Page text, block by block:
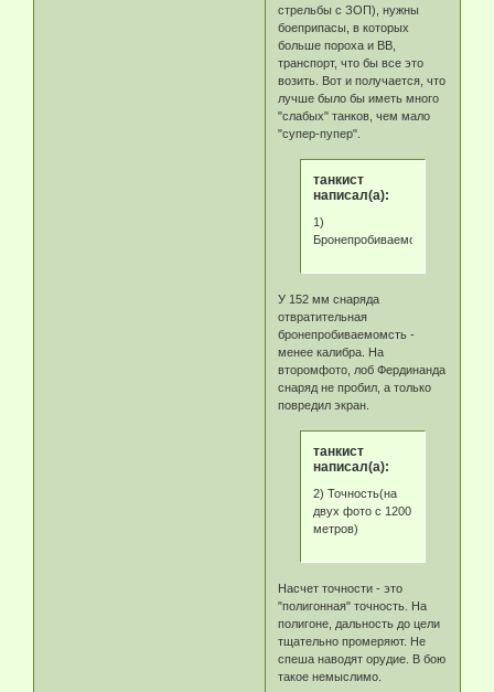
стрельбы с ЗОП), нужны
боеприпасы, в которых
больше пороха и ВВ,
транспорт, что бы все это
возить. Вот и получается, что
лучше было бы иметь много
"слабых" танков, чем мало
"супер-пупер".
танкист
написал(а):
1)
Бронепробиваемость
У 152 мм снаряда
отвратительная
бронепробиваемомсть -
менее калибра. На
второмфото, лоб Фердинанда
снаряд не пробил, а только
повредил экран.
танкист
написал(а):
2) Точность(на
двух фото с 1200
метров)
Насчет точности - это
"полигонная" точность. На
полигоне, дальность до цели
тщательно промеряют. Не
спеша наводят орудие. В бою
такое немыслимо.